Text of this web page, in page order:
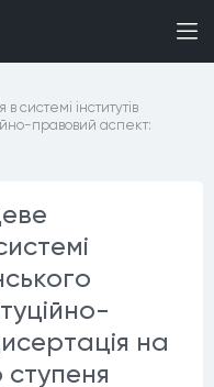
інститутів
правовий аспект:
на